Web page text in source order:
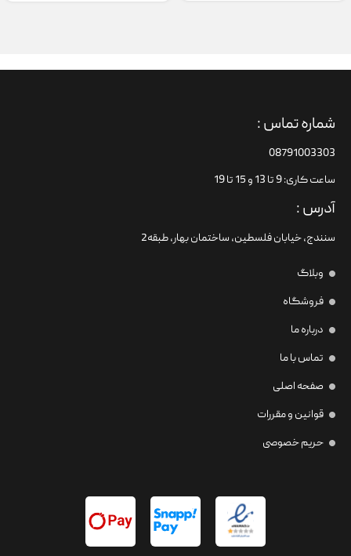
شماره تماس :
08791003303
ساعت کاری: 9 تا 13 و 15 تا 19
آدرس :
سنندج، خیابان فلسطین،‌ ساختمان بهار، طبقه2
وبلاگ
فروشگاه
درباره ما
تماس با ما
صفحه اصلی
قوانین و مقررات
حریم خصوصی